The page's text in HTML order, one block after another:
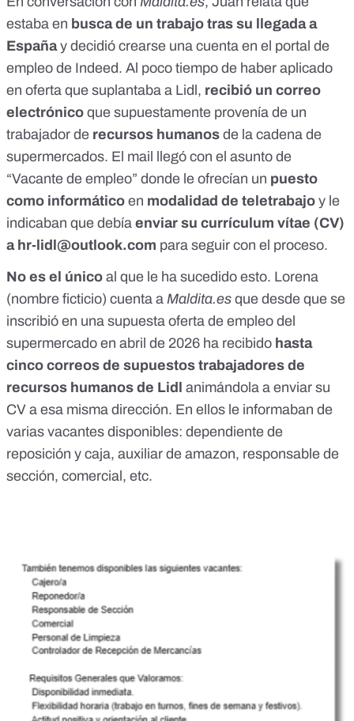
estaba en busca de un trabajo tras su llegada a
Españay decidió crearse una cuenta en el portal de
empleo de Indeed. Al poco tiempo de haber aplicado
en oferta que suplantaba a Lidl, recibió un correo
electrónico que supuestamente provenía de un
trabajador de recursos humanos de la cadena de
supermercados. El mail
llegó con el asunto de
“Vacante de empleo” donde le ofrecían un puesto
como informático en modalidad de teletrabajo y le
indicaban que debía enviar su currículum vítae (CV)
a hr-lidl@outlook.com para seguir con el proceso.
No es el único al que le ha sucedido esto. Lorena
(nombre ficticio) cuenta a Maldita.es que desde que se
inscribió en una supuesta oferta de empleo del
supermercado en abril de 2026 ha recibido hasta
cinco correos de supuestos trabajadores de
recursos humanos de Lidl animándola a enviar su
CV a esa misma dirección. En ellos le informaban de
varias vacantes disponibles: dependiente de
reposición y caja, auxiliar de amazon, responsable de
sección, comercial, etc.